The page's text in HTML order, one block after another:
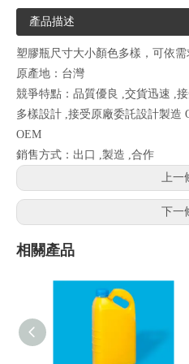
產品描述
塑膠瓶尺寸大小顏色多樣，可依需
原產地：台灣
競爭特點：品質優良 ,交貨迅速 ,
多樣設計 ,接受原廠委託設計製造
OEM
銷售方式：出口 ,製造 ,合作
上一
下一
相關產品